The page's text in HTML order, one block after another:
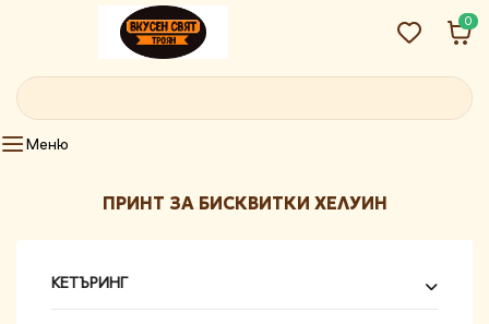
0
ПРИНТ ЗА БИСКВИТКИ ХЕЛУИН
КЕТЪРИНГ